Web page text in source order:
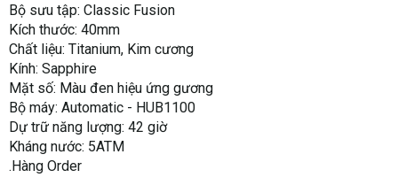
Bộ sưu tập: Classic Fusion
Kích thước: 40mm
Chất liệu: Titanium, Kim cương
Kính: Sapphire
Mặt số: Màu đen hiệu ứng gương
Bộ máy: Automatic - HUB1100
Dự trữ năng lượng: 42 giờ
Kháng nước: 5ATM
.Hàng Order